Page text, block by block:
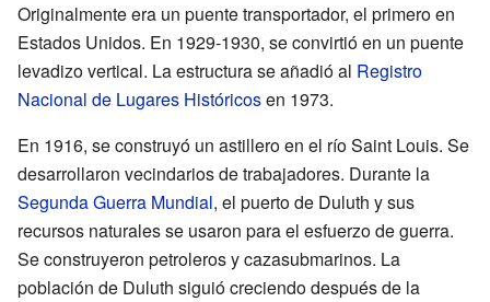
Originalmente era un puente transportador, el primero en
Estados Unidos. En 1929-1930, se convirtió en un puente
levadizo vertical. La estructura se añadió al Registro
Nacional de Lugares Históricosen 1973.
En 1916, se construyó un astillero en el río Saint Louis. Se
desarrollaron vecindarios de trabajadores. Durante la
Segunda Guerra Mundial, el puerto de Duluth y sus
recursos naturales se usaron para el esfuerzo de guerra.
Se construyeron petroleros y cazasubmarinos. La
población de Duluth siguió creciendo después de la